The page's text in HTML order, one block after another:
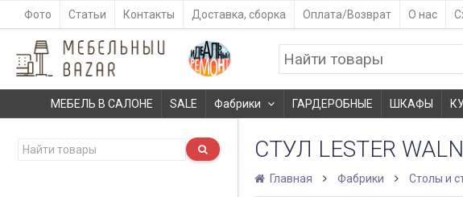
Фото Статьи Контакты Доставка, сборка Оплата/Возврат О нас
МЕБЕЛЬ В САЛОНЕ SALE Фабрики ГАРДЕРОБНЫЕ ШКАФЫ
СТУЛ LESTER
Главная Фабрики Столы и